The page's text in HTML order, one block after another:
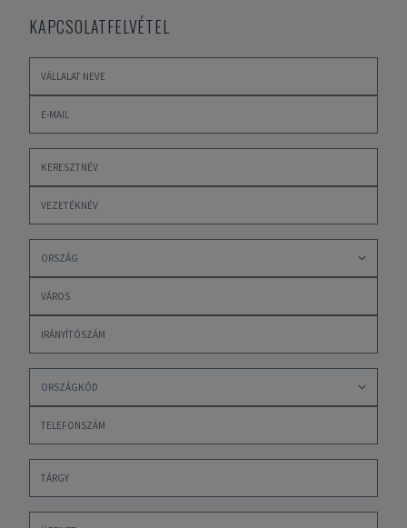
KAPCSOLATFELVÉTEL